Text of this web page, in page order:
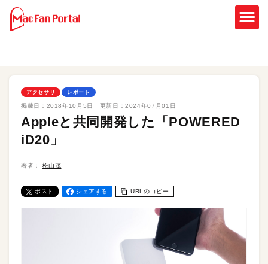
アクセサリ レポート
掲載日： 2018年10月5日 更新日：2024年07月01日
Appleと共同開発した「POWERED
iD20」
著者： 松山茂
ポスト シェアする URLのコピー